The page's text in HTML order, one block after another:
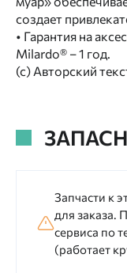
создает
• Гарантия на
Milardo® – 1 год.
(с) Авторский
Запчасти к
для заказа.
сервиса по
(работает